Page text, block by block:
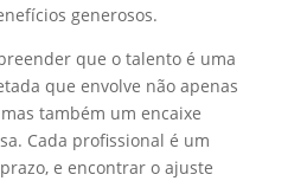
generosos.
que o talento é uma
que envolve não apenas
também um encaixe
Cada profissional é um
e encontrar o ajuste